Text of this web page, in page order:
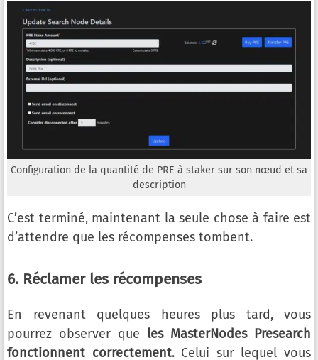
Configuration de la quantité de PRE à staker sur son nœud et sa
description
C’est terminé, maintenant la seule chose à faire est
d’attendre que les récompenses tombent.
6. Réclamer les récompenses
En revenant quelques heures plus tard, vous
pourrez observer que les MasterNodes Presearch
fonctionnent correctement. Celui sur lequel vous